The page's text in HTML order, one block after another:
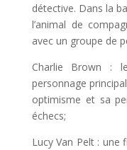
détective. Dans la
l’animal de
avec un groupe de
Charlie Brown :
personnage
optimisme et sa
échecs;
Lucy Van Pelt :